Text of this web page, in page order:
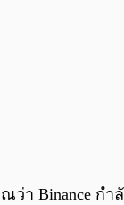
า Binance ก